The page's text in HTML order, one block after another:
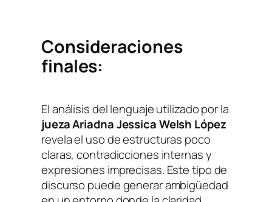
Consideraciones
finales:
El análisis del lenguaje utilizado por la
jueza Ariadna Jessica Welsh López
revela el uso de estructuras poco
claras, contradicciones internas y
expresiones imprecisas. Este tipo de
discurso puede generar ambigüedad